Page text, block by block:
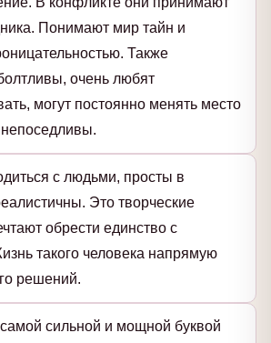
Понимают мир тайн и
Также
очень любят
могут постоянно менять место
с людьми, просты в
Это творческие
обрести единство с
такого человека напрямую
решений.
сильной и мощной буквой